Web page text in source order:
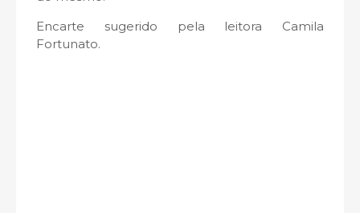
Encarte sugerido pela leitora Camila
Fortunato.